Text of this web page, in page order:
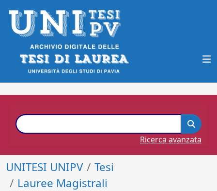
Ricerca avanzata
UNITESI UNIPV
Tesi
Lauree Magistrali